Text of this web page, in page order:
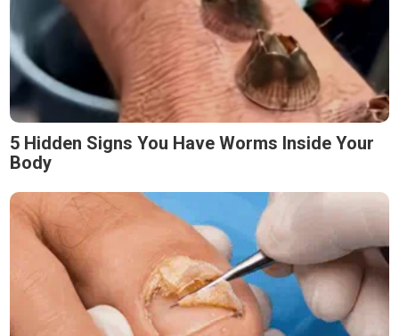
5 Hidden Signs You Have Worms Inside Your
Body